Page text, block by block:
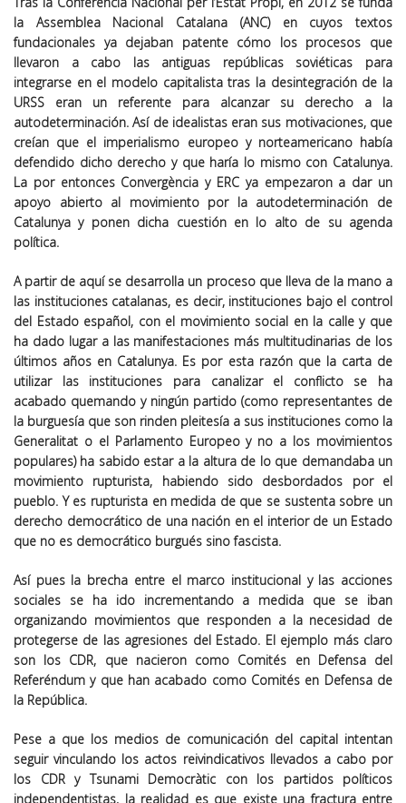
la Assemblea Nacional Catalana (ANC) en cuyos textos
fundacionales ya dejaban patente cómo los procesos que
llevaron a cabo las antiguas repúblicas soviéticas para
integrarse en el modelo capitalista tras la desintegración de la
URSS eran un referente para alcanzar su derecho a la
autodeterminación. Así de idealistas eran sus motivaciones, que
creían que el imperialismo europeo y norteamericano había
defendido dicho derecho y que haría lo mismo con Catalunya.
La por entonces Convergència y ERC ya empezaron a dar un
apoyo abierto al movimiento por la autodeterminación de
Catalunya y ponen dicha cuestión en lo alto de su agenda
política.
A partir de aquí se desarrolla un proceso que lleva de la mano a
las instituciones catalanas, es decir, instituciones bajo el control
del Estado español, con el movimiento social en la calle y que
ha dado lugar a las manifestaciones más multitudinarias de los
últimos años en Catalunya. Es por esta razón que la carta de
utilizar las instituciones para canalizar el conflicto se ha
acabado quemando y ningún partido (como representantes de
la burguesía que son rinden pleitesía a sus instituciones como la
Generalitat o el Parlamento Europeo y no a los movimientos
populares) ha sabido estar a la altura de lo que demandaba un
movimiento rupturista, habiendo sido desbordados por el
pueblo. Y es rupturista en medida de que se sustenta sobre un
derecho democrático de una nación en el interior de un Estado
que no es democrático burgués sino fascista.
Así pues la brecha entre el marco institucional y las acciones
sociales se ha ido incrementando a medida que se iban
organizando movimientos que responden a la necesidad de
protegerse de las agresiones del Estado. El ejemplo más claro
son los CDR, que nacieron como Comités en Defensa del
Referéndum y que han acabado como Comités en Defensa de
la República.
Pese a que los medios de comunicación del capital intentan
seguir vinculando los actos reivindicativos llevados a cabo por
los CDR y Tsunami Democràtic con los partidos políticos
independentistas, la realidad es que existe una fractura entre